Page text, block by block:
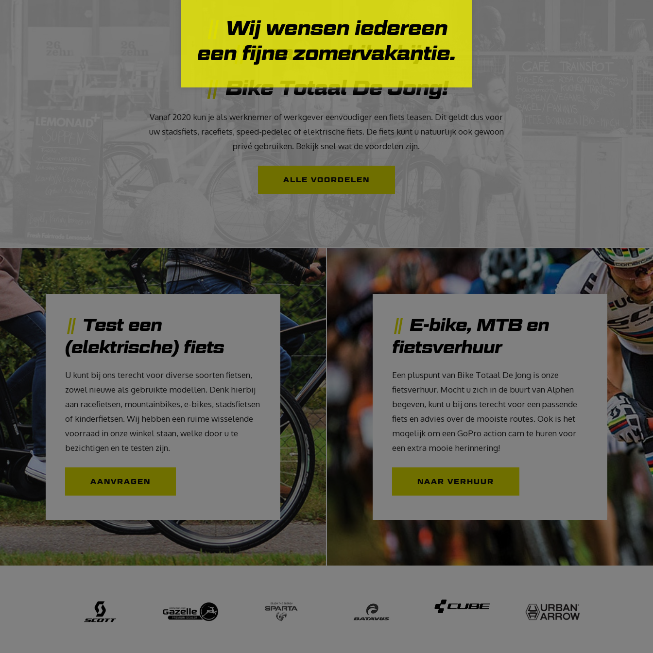
Lease-a-bike bij
Bike Totaal De Jong!
Vanaf 2020 kun je als werknemer of werkgever eenvoudiger een fiets leasen. Dit geldt dus voor
uw stadsfiets, racefiets, speed-pedelec of elektrische fiets. De fiets kunt u natuurlijk ook gewoon
privé gebruiken. Bekijk snel wat de voordelen zijn.
ALLE VOORDELEN
Test een
(elektrische) fiets
U kunt bij ons terecht voor diverse soorten fietsen,
zowel nieuwe als gebruikte modellen. Denk hierbij
aan racefietsen, mountainbikes, e-bikes, stadsfietsen
of kinderfietsen. Wij hebben een ruime wisselende
voorraad in onze winkel staan, welke door u te
bezichtigen en te testen zijn.
AANVRAGEN
E-bike, MTB en
fietsverhuur
Een pluspunt van Bike Totaal De Jong is onze
fietsverhuur. Mocht u zich in de buurt van Alphen
begeven, kunt u bij ons terecht voor een passende
fiets en advies over de mooiste routes. Ook is het
mogelijk om een GoPro action cam te huren voor
een extra mooie herinnering!
NAAR VERHUUR
Wij wensen iedereen
een fijne zomervakantie.